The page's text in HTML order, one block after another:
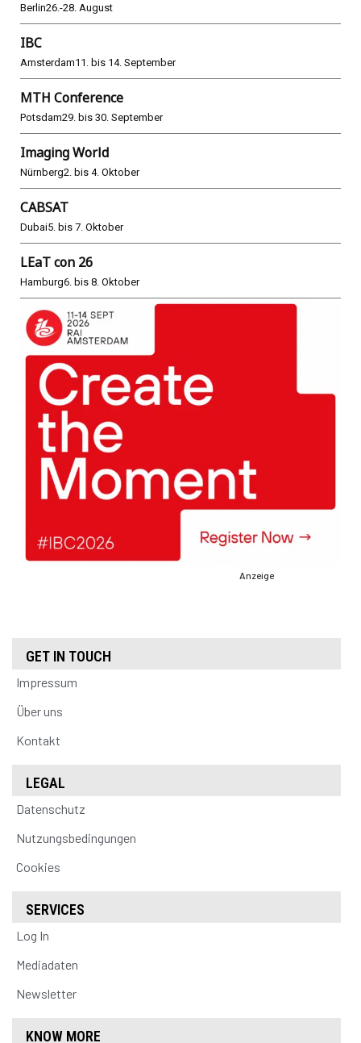
Berlin26.-28. August
IBC
Amsterdam11. bis 14. September
MTH Conference
Potsdam29. bis 30. September
Imaging World
Nürnberg2. bis 4. Oktober
CABSAT
Dubai5. bis 7. Oktober
LEaT con 26
Hamburg6. bis 8. Oktober
Anzeige
GET IN TOUCH
Impressum
Über uns
Kontakt
LEGAL
Datenschutz
Nutzungsbedingungen
Cookies
SERVICES
Log In
Mediadaten
Newsletter
KNOW MORE